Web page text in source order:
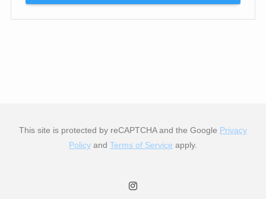
This site is protected by reCAPTCHA and the Google Privacy
Policy and Terms of Service apply.